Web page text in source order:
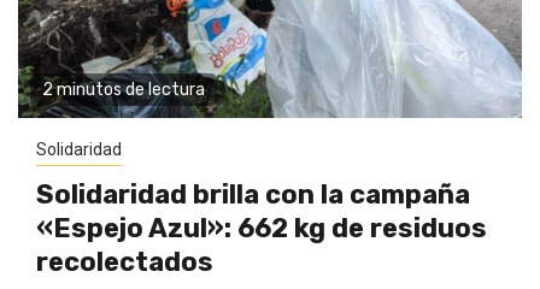
2 minutos de lectura
Solidaridad
Solidaridad brilla con la campaña
«Espejo Azul»: 662 kg de residuos
recolectados